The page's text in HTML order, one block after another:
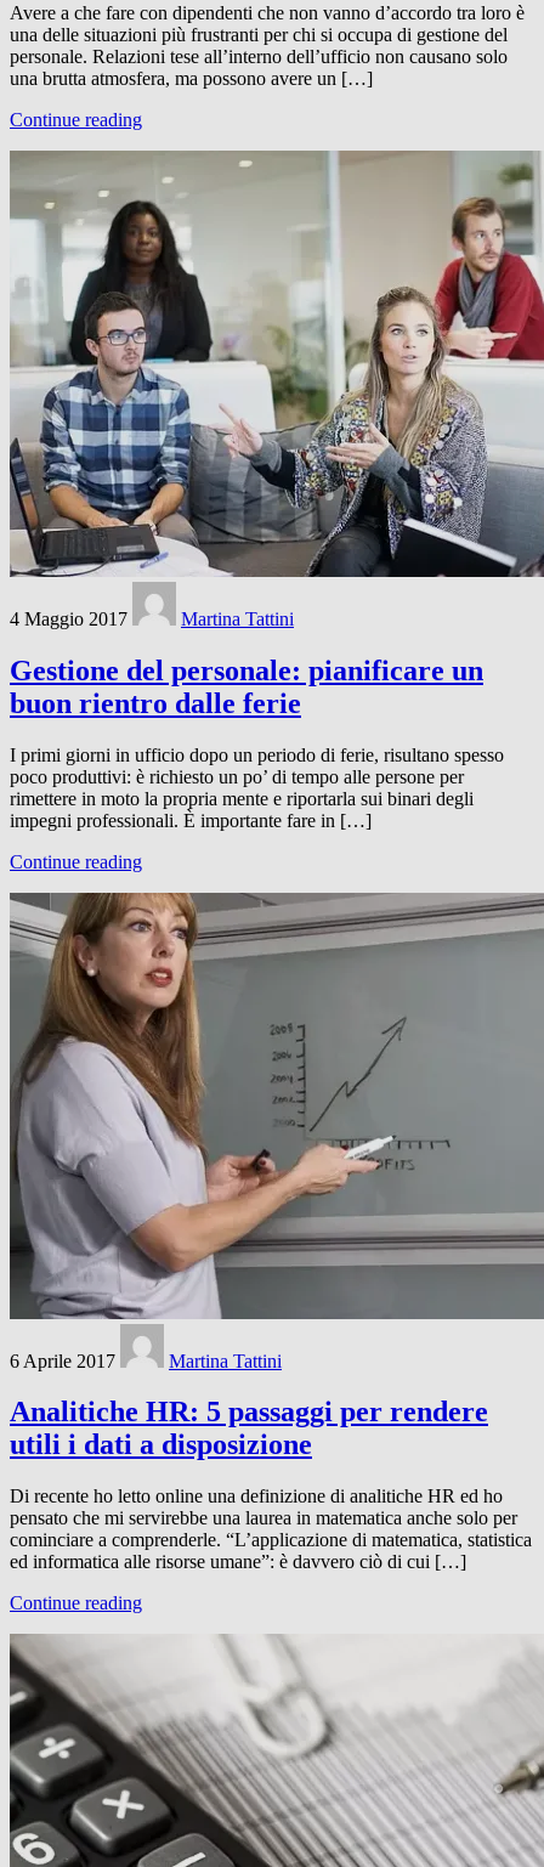
Avere a che fare con dipendenti che non vanno d’accordo tra loro è
una delle situazioni più frustranti per chi si occupa di gestione del
personale. Relazioni tese all’interno dell’ufficio non causano solo
una brutta atmosfera, ma possono avere un […]
Continue reading
4 Maggio 2017 Martina Tattini
Gestione del personale: pianificare un
buon rientro dalle ferie
I primi giorni in ufficio dopo un periodo di ferie, risultano spesso
poco produttivi: è richiesto un po’ di tempo alle persone per
rimettere in moto la propria mente e riportarla sui binari degli
impegni professionali. È importante fare in […]
Continue reading
6 Aprile 2017 Martina Tattini
Analitiche HR: 5 passaggi per rendere
utili i dati a disposizione
Di recente ho letto online una definizione di analitiche HR ed ho
pensato che mi servirebbe una laurea in matematica anche solo per
cominciare a comprenderle. “L’applicazione di matematica, statistica
ed informatica alle risorse umane”: è davvero ciò di cui […]
Continue reading